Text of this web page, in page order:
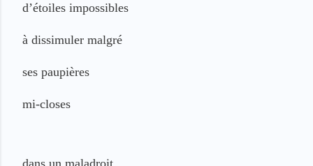
d’étoiles impossibles
à dissimuler malgré
ses paupières
mi-closes
dans un maladroit